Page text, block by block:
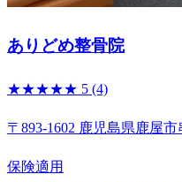
ありどめ整骨院
★★★★★ 5 (4)
〒893-1602 鹿児島県鹿屋
保険適用